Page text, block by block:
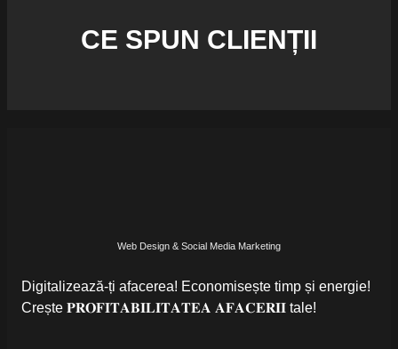
CE SPUN CLIENȚII
Web Design & Social Media Marketing
Digitalizează-ți afacerea! Economisește timp și energie!
Crește 𝐏𝐑𝐎𝐅𝐈𝐓𝐀𝐁𝐈𝐋𝐈𝐓𝐀𝐓𝐄𝐀 𝐀𝐅𝐀𝐂𝐄𝐑𝐈𝐈 tale!